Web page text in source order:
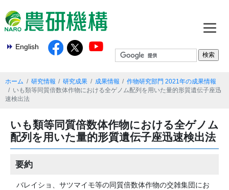
English
ホーム 研究情報 研究成果 成果情報
作物研究部門 2021年の成果情報
いも類等同質倍数体作物における全ゲノム配列を用いた量的形質遺伝子座迅
速検出法
いも類等同質倍数体作物における全ゲノム
配列を用いた量的形質遺伝子座迅速検出法
要約
バレイショ、サツマイモ等の同質倍数体作物の交雑集団にお